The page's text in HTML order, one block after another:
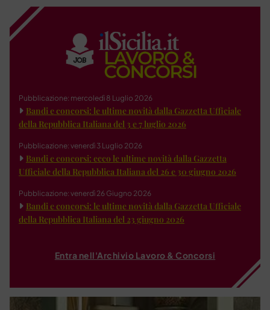
Pubblicazione: mercoledì 8 Luglio 2026
Bandi e concorsi: le ultime novità dalla Gazzetta Ufficiale
della Repubblica Italiana del 3 e 7 luglio 2026
Pubblicazione: venerdì 3 Luglio 2026
Bandi e concorsi: ecco le ultime novità dalla Gazzetta
Ufficiale della Repubblica Italiana del 26 e 30 giugno 2026
Pubblicazione: venerdì 26 Giugno 2026
Bandi e concorsi: le ultime novità dalla Gazzetta Ufficiale
della Repubblica Italiana del 23 giugno 2026
Entra nell'Archivio Lavoro & Concorsi